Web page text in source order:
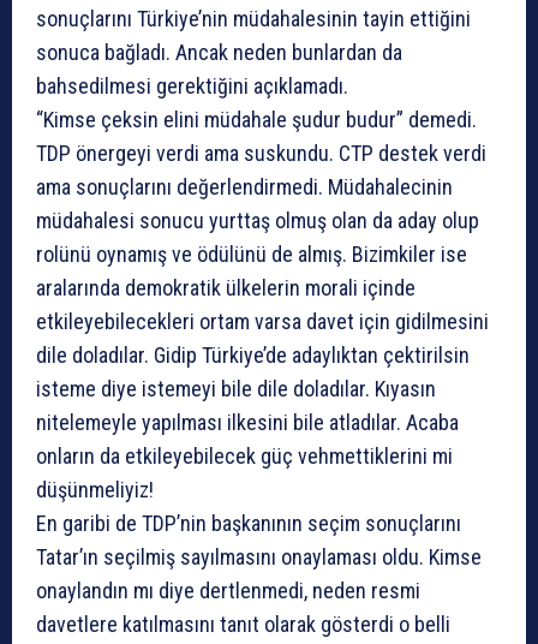
sonuçlarını Türkiye’nin müdahalesinin tayin ettiğini
sonuca bağladı. Ancak neden bunlardan da
bahsedilmesi gerektiğini açıklamadı.
“Kimse çeksin elini müdahale şudur budur” demedi.
TDP önergeyi verdi ama suskundu. CTP destek verdi
ama sonuçlarını değerlendirmedi. Müdahalecinin
müdahalesi sonucu yurttaş olmuş olan da aday olup
rolünü oynamış ve ödülünü de almış. Bizimkiler ise
aralarında demokratik ülkelerin morali içinde
etkileyebilecekleri ortam varsa davet için gidilmesini
dile doladılar. Gidip Türkiye’de adaylıktan çektirilsin
isteme diye istemeyi bile dile doladılar. Kıyasın
nitelemeyle yapılması ilkesini bile atladılar. Acaba
onların da etkileyebilecek güç vehmettiklerini mi
düşünmeliyiz!
En garibi de TDP’nin başkanının seçim sonuçlarını
Tatar’ın seçilmiş sayılmasını onaylaması oldu. Kimse
onaylandın mı diye dertlenmedi, neden resmi
davetlere katılmasını tanıt olarak gösterdi o belli